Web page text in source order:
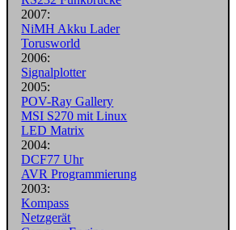
2007:
NiMH Akku Lader
Torusworld
2006:
Signalplotter
2005:
POV-Ray Gallery
MSI S270 mit Linux
LED Matrix
2004:
DCF77 Uhr
AVR Programmierung
2003:
Kompass
Netzgerät